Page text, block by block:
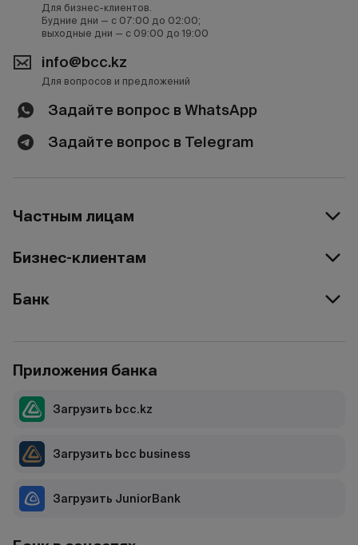
Для бизнес-клиентов.
Будние дни — с 07:00 до 02:00;
выходные дни — с 09:00 до 19:00
info@bcc.kz
Для вопросов и предложений
Задайте вопрос в WhatsApp
Задайте вопрос в Telegram
Частным лицам
Бизнес-клиентам
Банк
Приложения банка
Загрузить bcc.kz
Загрузить bcc business
Загрузить JuniorBank